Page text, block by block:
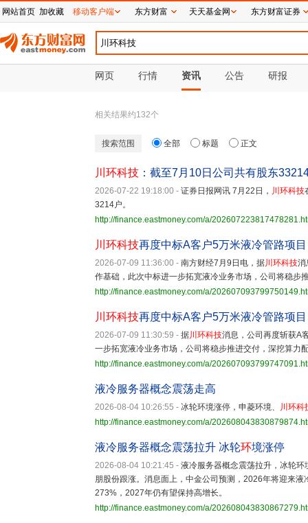
网页 行情 资讯 公告 研报
相关结果约132个
搜索范围 全部 标题 正文
川环科技 ：截至7月10日公司共有股东
2026-07-22 19:18:00 - 证券日报网讯 7月22日， 川环科技
3214户。
http://finance.eastmoney.com/a/
川环科技再度中标A客户5万米液冷管路项目
2026-07-09 11:36:00 - 南方财经7月9日电，据川环科技消
作基础，此次中标进一步拓宽液冷业务市场，公司将稳步
http://finance.eastmoney.com/a/
川环科技再度中标A客户5万米液冷管路项目
2026-07-09 11:30:59 - 据川环科技消息，公司再度斩获A
一步拓宽液冷业务市场，公司将稳步推进交付，深挖算力
http://finance.eastmoney.com/a/
液冷服务器概念震荡走高
2026-08-04 10:26:55 - 冰轮环境涨停，申菱环境、
川环科
http://finance.eastmoney.com/a/
液冷服务器概念震荡拉升 冰轮环境涨停
2026-08-04 10:21:45 - 液冷服务器概念震荡拉升，冰轮环
朋股份跟涨。消息面上，中金公司预测，2026年将迎来
273%，2027年仍有望保持高增长。
http://finance.eastmoney.com/a/
网站首页 加收藏 移动客户端 东方财富 天天基金网 东方财富证券